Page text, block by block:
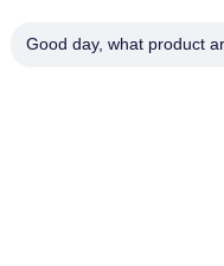
Good day, what product